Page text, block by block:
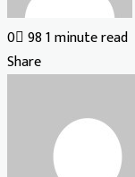
0 981 minute read
Facebook
X
LinkedIn
Tumblr
Pinterest
Reddit
VKontakte
Odnoklassniki
Pocket
Share